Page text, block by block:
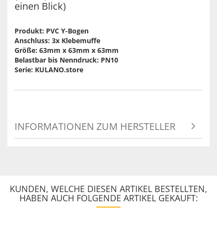
einen Blick)
Produkt: PVC Y-Bogen
Anschluss: 3x Klebemuffe
Größe: 63mm x 63mm x 63mm
Belastbar bis Nenndruck: PN10
Serie: KULANO.store
INFORMATIONEN ZUM HERSTELLER
KUNDEN, WELCHE DIESEN ARTIKEL BESTELLTEN,
HABEN AUCH FOLGENDE ARTIKEL GEKAUFT: